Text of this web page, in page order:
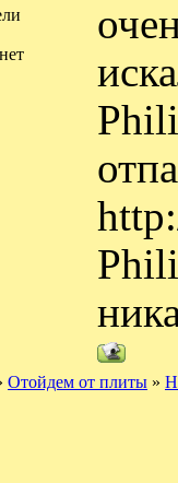
Отойдем от плиты »